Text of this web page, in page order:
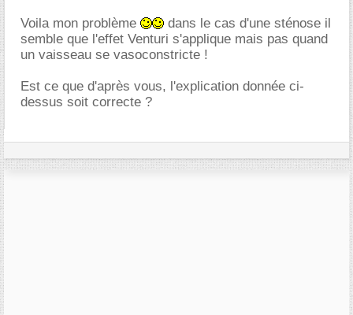
Voila mon problème
dans le cas d'une sténose il
semble que l'effet Venturi s'applique mais pas quand
un vaisseau se vasoconstricte !
Est ce que d'après vous, l'explication donnée ci-
dessus soit correcte ?